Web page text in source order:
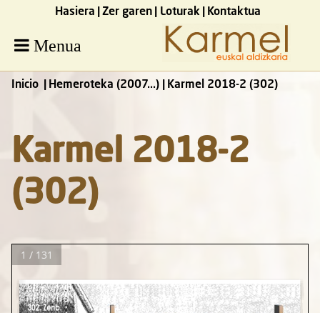
Hasiera Zer garen Loturak Kontaktua
Menua
Inicio Hemeroteka (2007...) Karmel 2018-2 (302)
Karmel 2018-2
(302)
1 / 131